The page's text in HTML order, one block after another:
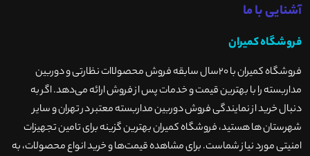
آشنایی با ما
فروشگاه کمیران
فروشگاه کمیران با ۲۰سال سابقه فروش محصولاات نظارتی و دوربین
مداربسته را با بهترین قیمت و خدمات پس از فروش ارائه می‌دهد. اگر به
دنبال خرید از نمایندگی فروش دوربین مداربسته معتبر در تهران و سایر
شهرستان ها هستید، فروشگاه کمیران بهترین گزینه برای تامین تجهیزات
امنیتی مورد نیاز شماست. برای مشاهده قیمت‌ها و خرید انواع محصولات، به